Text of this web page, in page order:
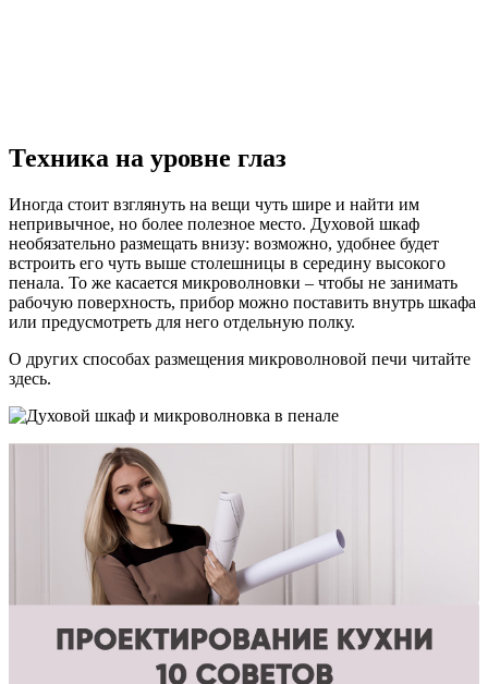
Техника на уровне глаз
Иногда стоит взглянуть на вещи чуть шире и найти им
непривычное, но более полезное место. Духовой шкаф
необязательно размещать внизу: возможно, удобнее будет
встроить его чуть выше столешницы в середину высокого
пенала. То же касается микроволновки – чтобы не занимать
рабочую поверхность, прибор можно поставить внутрь шкафа
или предусмотреть для него отдельную полку.
О других способах размещения микроволновой печи читайте
здесь.